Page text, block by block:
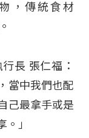
，傳統食材
長 張仁福：
當中我們也配
己最拿手或是
」